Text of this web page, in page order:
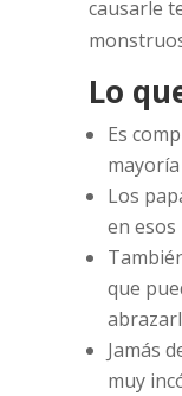
causarle
Lo
Es
Los
en
que
Jamás
muy